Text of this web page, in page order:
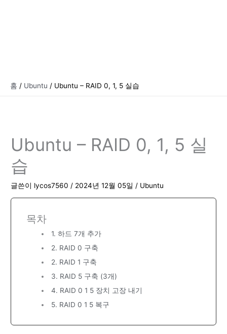
홈 Ubuntu Ubuntu – RAID 0, 1, 5 실습
Ubuntu – RAID 0, 1, 5 실
습
글쓴이 lycos7560/ 2024년 12월 05일/ Ubuntu
목차
1. 하드 7개 추가
2. RAID 0 구축
2. RAID 1 구축
3. RAID 5 구축 (3개)
4. RAID 0 1 5 장치 고장 내기
5. RAID 0 1 5 복구